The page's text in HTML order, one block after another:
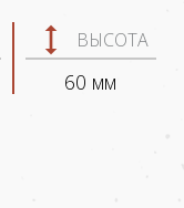
ВЫСОТА
60 мм